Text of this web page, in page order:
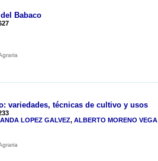
Babaco
variedades, técnicas de cultivo y usos
LOPEZ GALVEZ, ALBERTO MORENO VEGA